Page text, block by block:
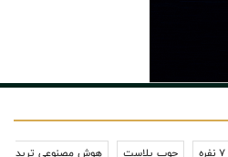
چوب پلاست هوش مصنوعی ترید